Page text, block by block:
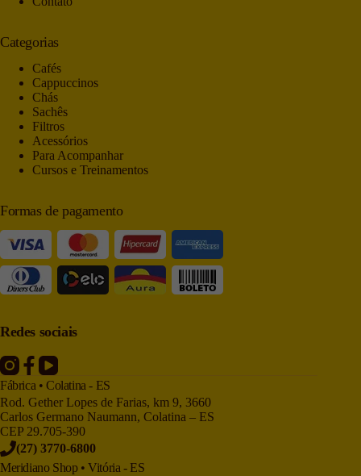
Categorias
Cafés
Cappuccinos
Chás
Sachês
Filtros
Acessórios
Para Acompanhar
Cursos e Treinamentos
Formas de pagamento
Redes sociais
Fábrica • Colatina - ES
Rod. Gether Lopes de Farias, km 9, 3660
Carlos Germano Naumann, Colatina – ES
CEP 29.705-390
(27) 3770-6800
Meridiano Shop • Vitória - ES